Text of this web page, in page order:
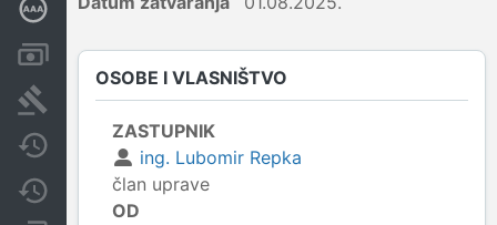
Dubinska bonitetna ocjena
Računi i blokade
Sudske objave
Javne nabavke
Promjene
OSOBE I VLASNIŠTVO
ZASTUPNIK
ing. Lubomir Repka
član uprave
OD